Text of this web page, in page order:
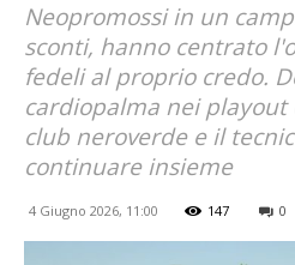
Neopromossi in un
sconti, hanno centrato
fedeli al proprio credo.
cardiopalma nei playout
club neroverde e il
continuare insieme
4 Giugno 2026, 11:00 147 0